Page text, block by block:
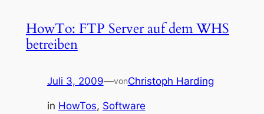
HowTo: FTP Server auf dem WHS
betreiben
Juli 3, 2009—vonChristoph Harding
in HowTos, Software